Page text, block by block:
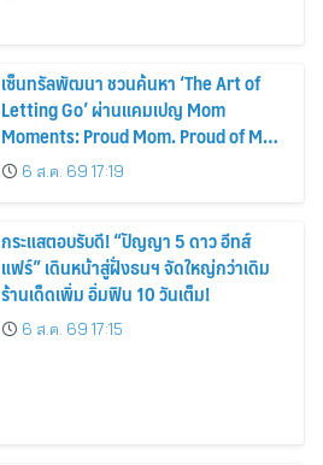
เซ็นทรัลพัฒนา ชวนค้นหา ‘The Art of
Letting Go’ ผ่านแคมเปญ Mom
Moments: Proud Mom. Proud of My
Mom.6 ส.ค. 69 17:19
กระแสตอบรับดี! “ปัญญา 5 ดาว อีทส์
แฟร์” เดินหน้าสู่ฝั่งธนฯ จัดใหญ่กว่าเดิม
ร้านเด็ดเพิ่ม อิ่มฟิน 10 วันเต็ม!
6 ส.ค. 69 17:15